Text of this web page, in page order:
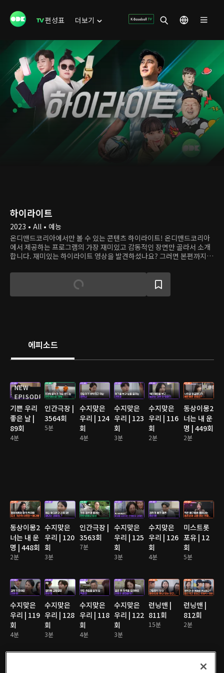
편성표 더보기
하이라이트
2023 • All • 예능
온디맨드코리아에서만 볼 수 있는 콘텐츠 하이라이트! 온디맨드코리아
에서 제공하는 프로그램의 가장 재미있고 감동적인 장면만 골라서 소개
합니다. 재미있는 하이라이트 영상을 발견하셨나요? 그러면 본편까지
에피소드
NEW
EPISODE
기쁜 우리
좋은 날 |
89회
4분
인간극장 |
3564회
5분
수지맞은
우리 | 124
회
4분
수지맞은
우리 | 123
회
3분
수지맞은
우리 | 116
회
2분
동상이몽2
너는 내 운
명 | 449회
2분
동상이몽2
너는 내 운
명 | 448회
2분
수지맞은
우리 | 120
회
3분
인간극장 |
3563회
7분
수지맞은
우리 | 125
회
3분
수지맞은
우리 | 126
회
4분
미스트롯
포유 | 12
회
5분
수지맞은
우리 | 119
회
4분
수지맞은
우리 | 128
회
3분
수지맞은
우리 | 118
회
4분
수지맞은
우리 | 122
회
3분
런닝맨 |
811회
15분
런닝맨 |
812회
2분